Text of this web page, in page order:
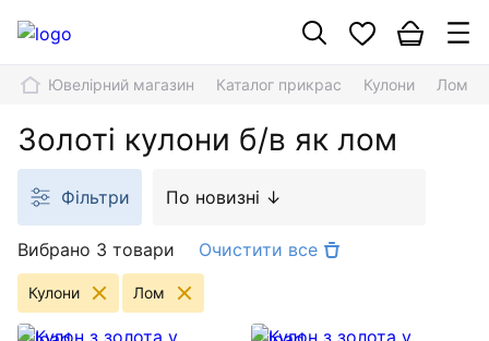
Ювелірний магазин Каталог прикрас Кулони Лом
Золоті кулони б/в як лом
Вибрано 3 товари Очистити все
Кулони Лом
Фільтри По новизні ↓